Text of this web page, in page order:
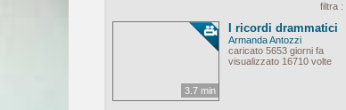
filtra :
3.7 min
I ricordi drammatici
Armanda Antozzi
caricato 5653 giorni fa
visualizzato 16710 volte